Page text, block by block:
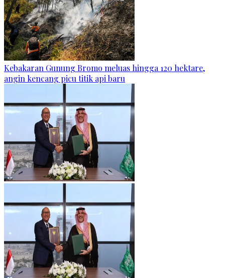
Kebakaran Gunung Bromo meluas hingga 120 hektare,
angin kencang picu titik api baru